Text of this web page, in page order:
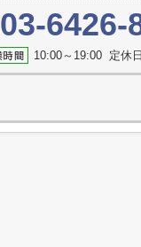
03-6426-
10:00～19:00 定休